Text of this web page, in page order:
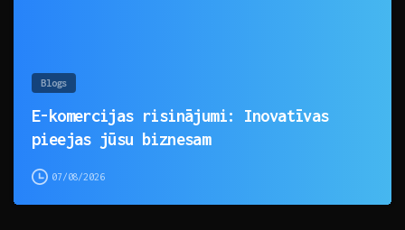
Blogs
E-komercijas risinājumi: Inovatīvas
pieejas jūsu biznesam
07/08/2026